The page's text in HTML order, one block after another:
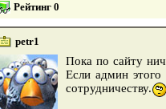
Рейтинг 0
petr1
Пока по сайту
Если админ
сотрудничеству.